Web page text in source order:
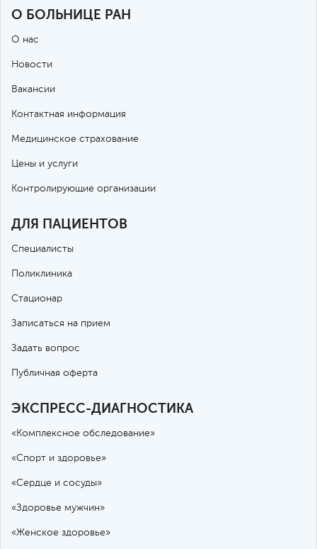
О БОЛЬНИЦЕ РАН
О нас
Новости
Вакансии
Контактная информация
Медицинское страхование
Цены и услуги
Контролирующие организации
ДЛЯ ПАЦИЕНТОВ
Специалисты
Поликлиника
Стационар
Записаться на прием
Задать вопрос
Публичная оферта
ЭКСПРЕСС-ДИАГНОСТИКА
«Комплексное обследование»
«Спорт и здоровье»
«Сердце и сосуды»
«Здоровье мужчин»
«Женское здоровье»